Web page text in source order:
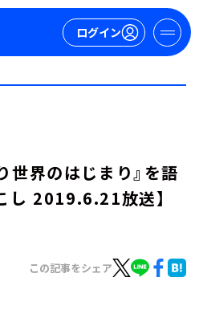
ログイン
世界のはじまり』を語
し 2019.6.21放送】
この記事をシェア